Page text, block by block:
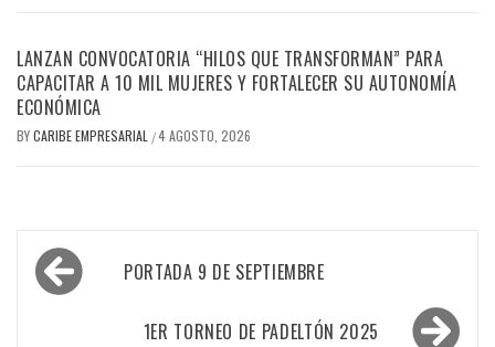
LANZAN CONVOCATORIA “HILOS QUE TRANSFORMAN” PARA
CAPACITAR A 10 MIL MUJERES Y FORTALECER SU AUTONOMÍA
ECONÓMICA
BYCARIBE EMPRESARIAL /4 AGOSTO, 2026
Navegación
de PORTADA 9 DE SEPTIEMBRE
1ER TORNEO DE PADELTÓN 2025